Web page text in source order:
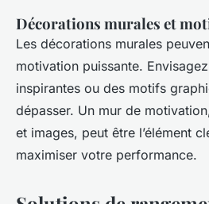
Décorations murales et
Les décorations murales
motivation puissante.
inspirantes ou des motifs
dépasser. Un mur de
et images, peut être l’élément
maximiser votre performance.